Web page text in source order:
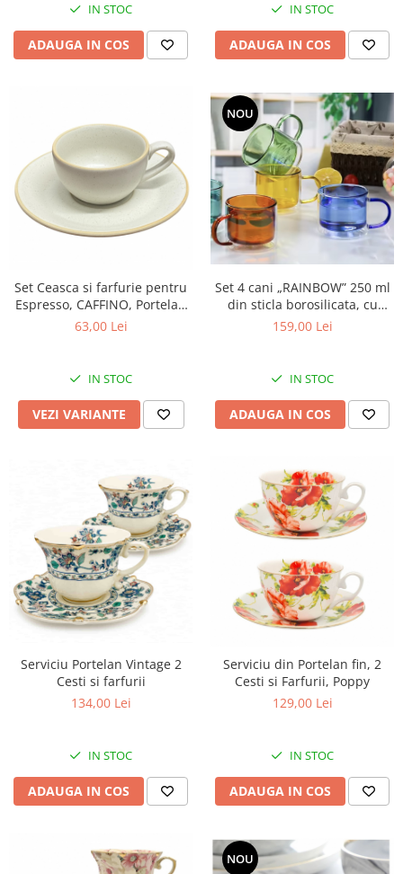
IN STOC
ADAUGA IN COS
IN STOC
ADAUGA IN COS
Set Ceasca si farfurie pentru
Espresso, CAFFINO, Portelan
cu aspect mat, 80 ml
63,00 Lei
IN STOC
VEZI VARIANTE
NOU
Set 4 cani „RAINBOW” 250 ml
din sticla borosilicata, cu
perete dublu, multicolor
159,00 Lei
IN STOC
ADAUGA IN COS
Serviciu Portelan Vintage 2
Cesti si farfurii
134,00 Lei
IN STOC
ADAUGA IN COS
Serviciu din Portelan fin, 2
Cesti si Farfurii, Poppy
129,00 Lei
IN STOC
ADAUGA IN COS
NOU